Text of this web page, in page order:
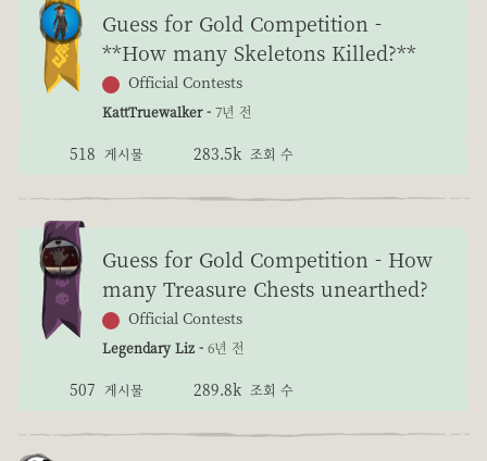
Guess for Gold Competition -
**How many Skeletons Killed?**
Official Contests
KattTruewalker - 7년 전
518 게시물 283.5k 조회 수
Guess for Gold Competition - How
many Treasure Chests unearthed?
Official Contests
Legendary Liz - 6년 전
507 게시물 289.8k 조회 수